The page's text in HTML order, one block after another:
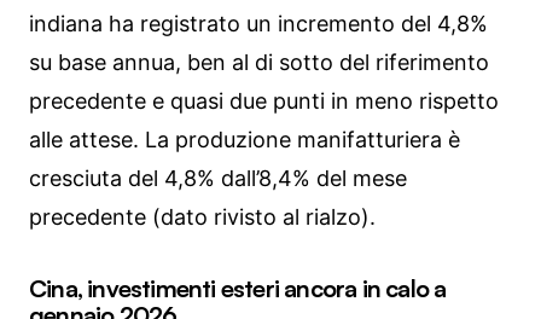
indiana ha registrato un incremento del 4,8%
su base annua, ben al di sotto del riferimento
precedente e quasi due punti in meno rispetto
alle attese. La produzione manifatturiera è
cresciuta del 4,8% dall’8,4% del mese
precedente (dato rivisto al rialzo).
Cina, investimenti esteri ancora in calo a